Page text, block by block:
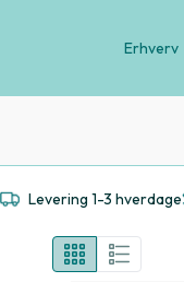
Erhverv
Levering 1-3 hverdage